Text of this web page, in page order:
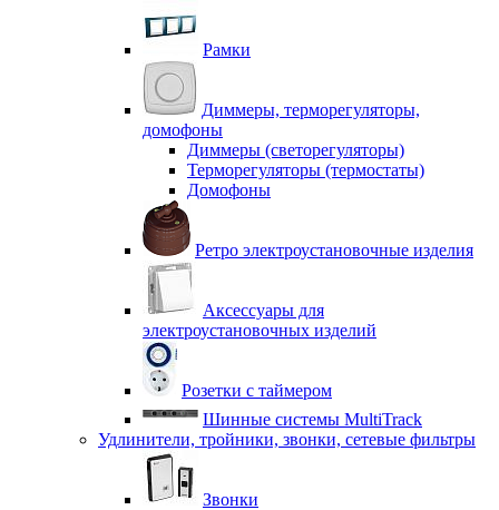
Рамки
Диммеры, терморегуляторы,
домофоны
Диммеры (светорегуляторы)
Терморегуляторы (термостаты)
Домофоны
Ретро электроустановочные изделия
Аксессуары для
электроустановочных изделий
Розетки с таймером
Шинные системы MultiTrack
Удлинители, тройники, звонки, сетевые фильтры
Звонки